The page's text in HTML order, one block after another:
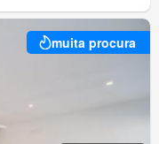
muita procura